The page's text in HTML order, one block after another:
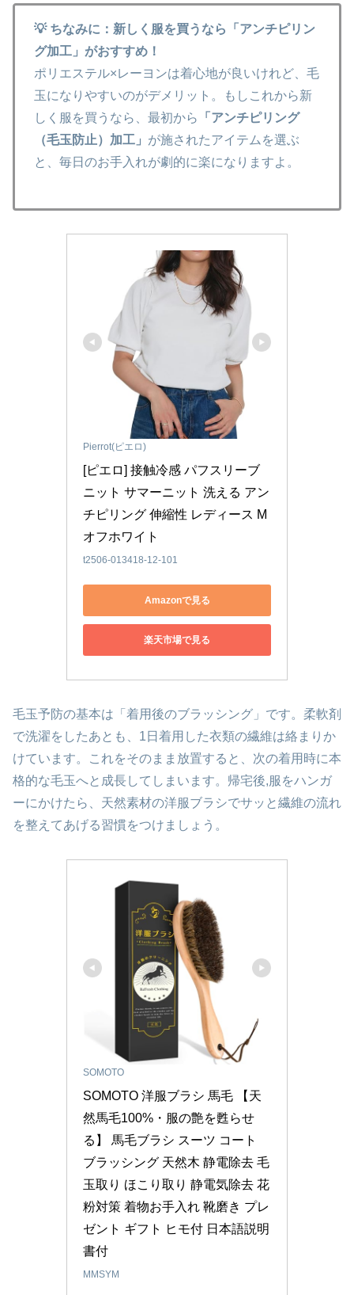
💡 ちなみに：新しく服を買うなら「アンチピリン
グ加工」がおすすめ！
ポリエステル×レーヨンは着心地が良いけれど、毛
玉になりやすいのがデメリット。もしこれから新
しく服を買うなら、最初から
「アンチピリング
（毛玉防止）加工」 が施されたアイテムを選ぶ
と、毎日のお手入れが劇的に楽になりますよ。
Pierrot(ピエロ)
[ピエロ] 接触冷感 パフスリーブ
ニット サマーニット 洗える アン
チピリング 伸縮性 レディース M
オフホワイト
t2506-013418-12-101
Amazonで見る
楽天市場で見る
毛玉予防の基本は「着用後のブラッシング」です。柔軟剤
で洗濯をしたあとも、1日着用した衣類の繊維は絡まりか
けています。これをそのまま放置すると、次の着用時に本
格的な毛玉へと成長してしまいます。帰宅後,服をハンガ
ーにかけたら、天然素材の洋服ブラシでサッと繊維の流れ
を整えてあげる習慣をつけましょう。
SOMOTO
SOMOTO 洋服ブラシ 馬毛 【天
然馬毛100%・服の艶を甦らせ
る】 馬毛ブラシ スーツ コート
ブラッシング 天然木 静電除去 毛
玉取り ほこり取り 静電気除去 花
粉対策 着物お手入れ 靴磨き プレ
ゼント ギフト ヒモ付 日本語説明
書付
MMSYM